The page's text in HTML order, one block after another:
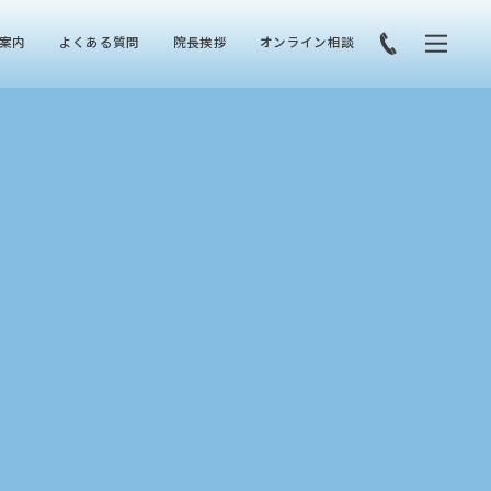
内 よくある質問 院長挨拶 オンライン相談